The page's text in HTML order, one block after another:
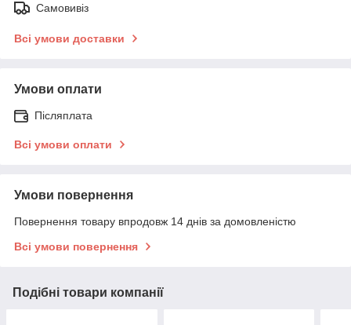
Самовивіз
Всі умови доставки
Умови оплати
Післяплата
Всі умови оплати
Умови повернення
Повернення товару впродовж 14 днів за домовленістю
Всі умови повернення
Подібні товари компанії